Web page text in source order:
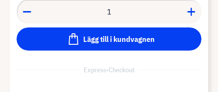
Lägg till i kundvagnen
Express-Checkout